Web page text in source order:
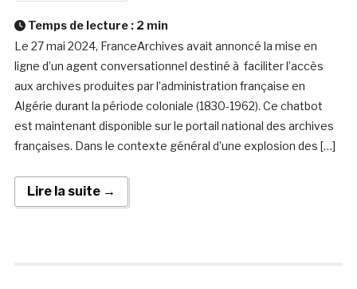
Temps de lecture : 2 min
Le 27 mai 2024, FranceArchives avait annoncé la mise en
ligne d’un agent conversationnel destiné à faciliter l’accès
aux archives produites par l’administration française en
Algérie durant la période coloniale (1830-1962). Ce chatbot
est maintenant disponible sur le portail national des archives
françaises. Dans le contexte général d’une explosion des […]
Lire la suite →